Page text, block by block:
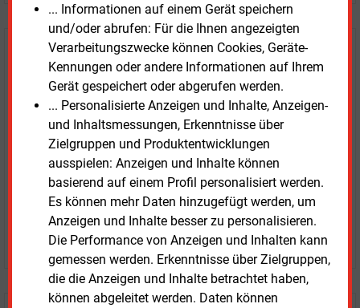
... Informationen auf einem Gerät speichern
und/oder abrufen: Für die Ihnen angezeigten
Verarbeitungszwecke können Cookies, Geräte-
Kennungen oder andere Informationen auf Ihrem
Gerät gespeichert oder abgerufen werden.
... Personalisierte Anzeigen und Inhalte, Anzeigen-
und Inhaltsmessungen, Erkenntnisse über
Zielgruppen und Produktentwicklungen
ausspielen: Anzeigen und Inhalte können
basierend auf einem Profil personalisiert werden.
Es können mehr Daten hinzugefügt werden, um
Anzeigen und Inhalte besser zu personalisieren.
Die Performance von Anzeigen und Inhalten kann
gemessen werden. Erkenntnisse über Zielgruppen,
die die Anzeigen und Inhalte betrachtet haben,
können abgeleitet werden. Daten können
Testen SieE&M
kostenlos und
unverbindlich
Zwei Wochen kostenfreier Zugang
Zugang auf stündlich aktualisierte Nachrichten mit
Prognose- und Marktdaten
+ einmal täglich E&M daily
+ zwei Ausgaben der Zeitung E&M
ohne automatische Verlängerung
JETZT KOSTENLOS TESTEN